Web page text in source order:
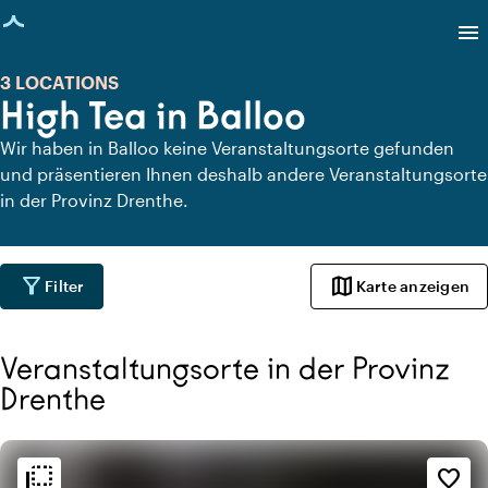
geladen
menu
High Tea in Balloo
3 LOCATIONS
Wir haben in Balloo keine Veranstaltungsorte gefunden
und präsentieren Ihnen deshalb andere Veranstaltungsorte
in der Provinz Drenthe.
filter_alt Filter map Karte anzeigen
Veranstaltungsorte in der Provinz
Drenthe
flip_to_back favorite_border
Ambiente und Ästhetik